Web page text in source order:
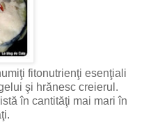
fitonutrienţi esenţiali
şi hrănesc creierul.
în cantităţi mai mari în